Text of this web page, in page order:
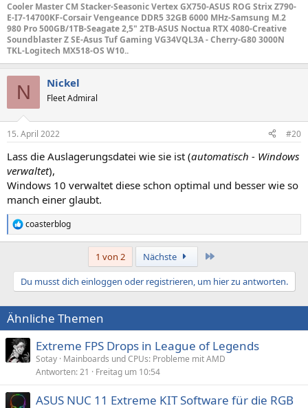
Cooler Master CM Stacker-Seasonic Vertex GX750-ASUS ROG Strix Z790-
E-I7-14700KF-Corsair Vengeance DDR5 32GB 6000 MHz-Samsung M.2
980 Pro 500GB/1TB-Seagate 2,5" 2TB-ASUS Noctua RTX 4080-Creative
Soundblaster Z SE-Asus Tuf Gaming VG34VQL3A - Cherry-G80 3000N
TKL-Logitech MX518-OS W10..
N Nickel
Fleet Admiral
15. April 2022 #20
Lass die Auslagerungsdatei wie sie ist (automatisch - Windows
verwaltet),
Windows 10 verwaltet diese schon optimal und besser wie so
manch einer glaubt.
R
e
t
o
n
e
:
coasterblog
1 von 2 Nächste
Du musst dich einloggen oder registrieren, um hier zu antworten.
Ähnliche Themen
Extreme FPS Drops in League of Legends
Sotay Mainboards und CPUs: Probleme mit AMD
Antworten 21 Freitag um 10:54
ASUS NUC 11 Extreme KIT Software für die RGB